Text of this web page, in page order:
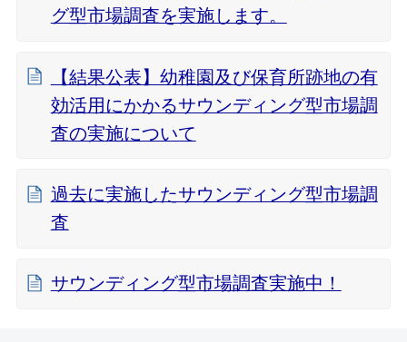
グ型市場調査を実施します。
【結果公表】幼稚園及び保育所跡地の有
効活用にかかるサウンディング型市場調
査の実施について
過去に実施したサウンディング型市場調
査
サウンディング型市場調査実施中！